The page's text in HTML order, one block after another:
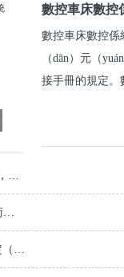
數控車床數控
數控車床數控係
（dān）元（
接手冊的規定。
中國供應商引入（rù）先進 CNC 設備，提（tí）升（shēng）定製（zhì）金屬零件品質
CNC精密加工備件市場持續增長，技術創新引領行業未來
每次都完美貼合：為您的（de）項目定（dìng）製螺（luó）絲